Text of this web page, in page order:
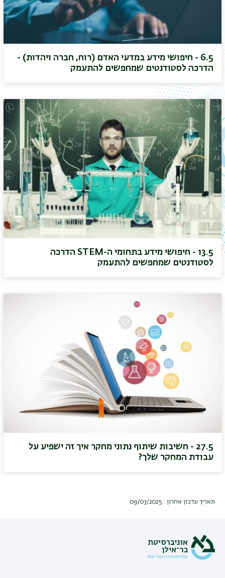
6.5 - חיפושי מידע במדעי האדם (רוח, חברה ויהדות) -
הדרכה לסטודנטים שמחפשים להתעמק
13.5 - חיפושי מידע בתחומי ה-STEM הדרכה
לסטודנטים שמחפשים להתעמק
27.5 - חשיבות שיתוף נתוני מחקר איך זה ישפיע על
עבודת המחקר שלך?
תאריך עדכון אחרון : 09/03/2025